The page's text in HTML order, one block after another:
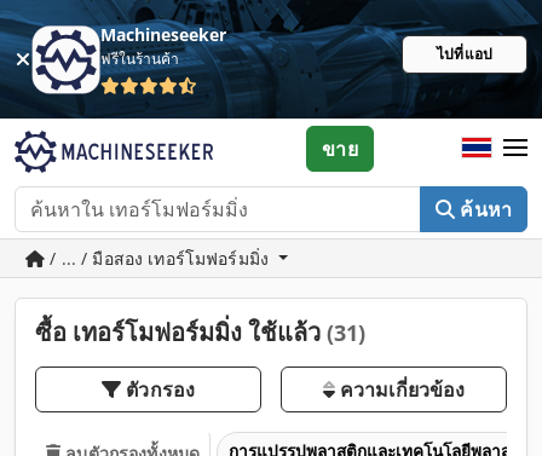
Machineseeker
ฟรีในร้านค้า ไปที่แอป
ค้นหา
ขาย
/ ... / มือสอง เทอร์โมฟอร์มมิ่ง
ซื้อ เทอร์โมฟอร์มมิ่ง ใช้แล้ว (31)
ตัวกรอง ความเกี่ยวข้อง
การแปรรูปพลาสติกและเทคโนโลยีพลาสติก